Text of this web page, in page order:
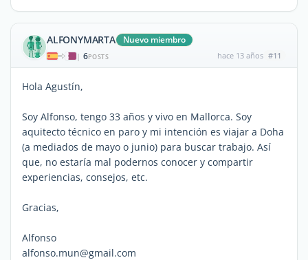
ALFONYMARTA Nuevo miembro
| 6POSTS hace 13 años #11
Hola Agustín,
Soy Alfonso, tengo 33 años y vivo en Mallorca. Soy
aquitecto técnico en paro y mi intención es viajar a Doha
(a mediados de mayo o junio) para buscar trabajo. Así
que, no estaría mal podernos conocer y compartir
experiencias, consejos, etc.
Gracias,
Alfonso
alfonso.mun@gmail.com